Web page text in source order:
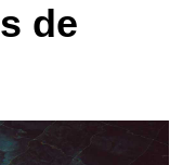
de